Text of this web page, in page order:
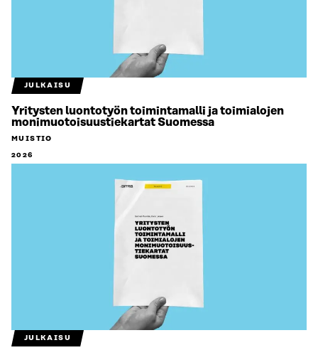
JULKAISU
Yritysten luontotyön toimintamalli ja toimialojen
monimuotoisuustiekartat Suomessa
MUISTIO
2026
JULKAISU